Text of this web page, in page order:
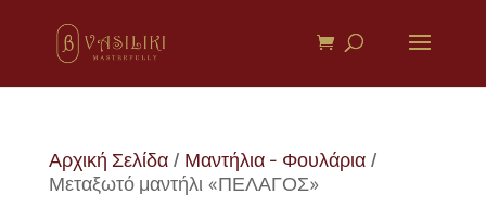
Αρχική Σελίδα/ Μαντήλια - Φουλάρια/
Μεταξωτό μαντήλι «ΠΕΛΑΓΟΣ»